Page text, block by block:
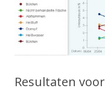
Resultaten